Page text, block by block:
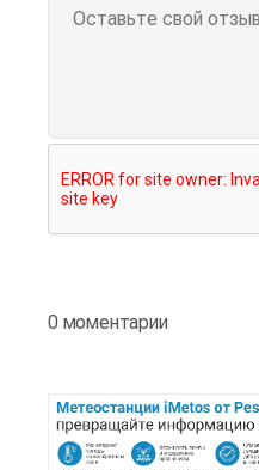
0 моментарии